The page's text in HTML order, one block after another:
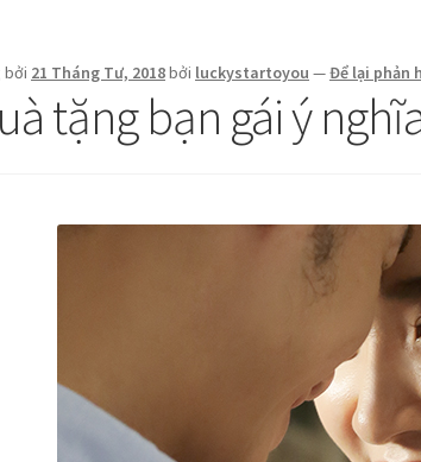
bởi 21 Tháng Tư, 2018bởi luckystartoyou —Để lại phản
tặng bạn gái ý